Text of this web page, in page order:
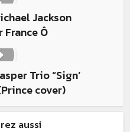
Jackson
Ô
Trio “Sign’
cover)
aussi